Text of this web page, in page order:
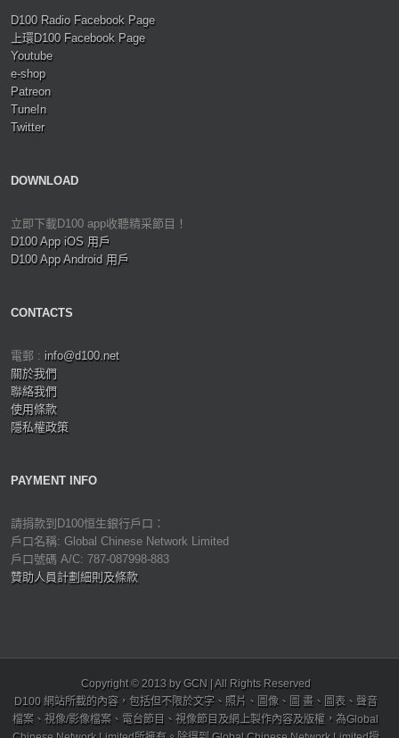
D100 Radio Facebook Page
上環D100 Facebook Page
Youtube
e-shop
Patreon
TuneIn
Twitter
DOWNLOAD
立即下載D100 app收聽精采節目！
D100 App iOS 用戶
D100 App Android 用戶
CONTACTS
電郵 : info@d100.net
關於我們
聯絡我們
使用條款
隱私權政策
PAYMENT INFO
請捐款到D100恒生銀行戶口：
戶口名稱: Global Chinese Network Limited
戶口號碼 A/C: 787-087998-883
贊助人員計劃細則及條款
Copyright © 2013 by GCN | All Rights Reserved
D100 網站所載的內容，包括但不限於文字、照片、圖像、圖 畫、圖表、聲音
檔案、視像/影像檔案、電台節目、視像節目及網上製作內容及版權，為Global